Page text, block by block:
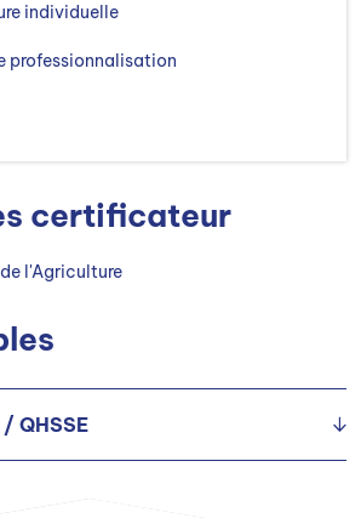
individuelle
professionnalisation
certificateur
l'Agriculture
/ QHSSE